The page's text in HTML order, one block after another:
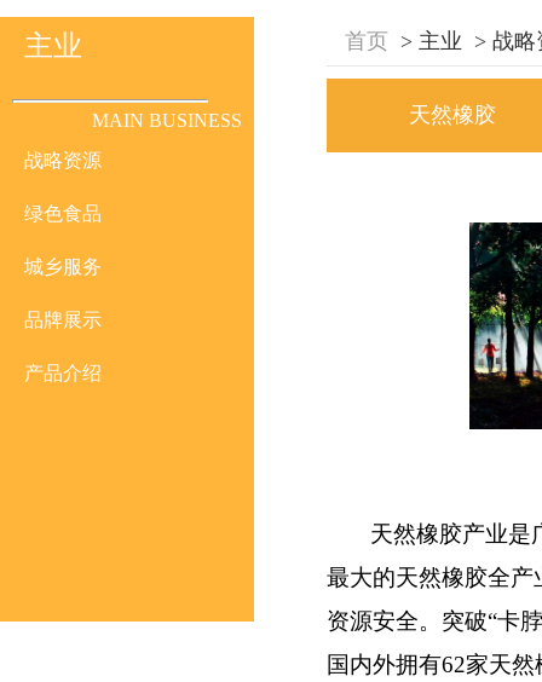
主业
MAIN BUSINESS
战略资源
绿色食品
城乡服务
品牌展示
产品介绍
首页 > 主业 > 战略
天然橡胶
天然橡胶产业是
最大的天然橡胶全产
资源安全。突破“卡
国内外拥有62家天